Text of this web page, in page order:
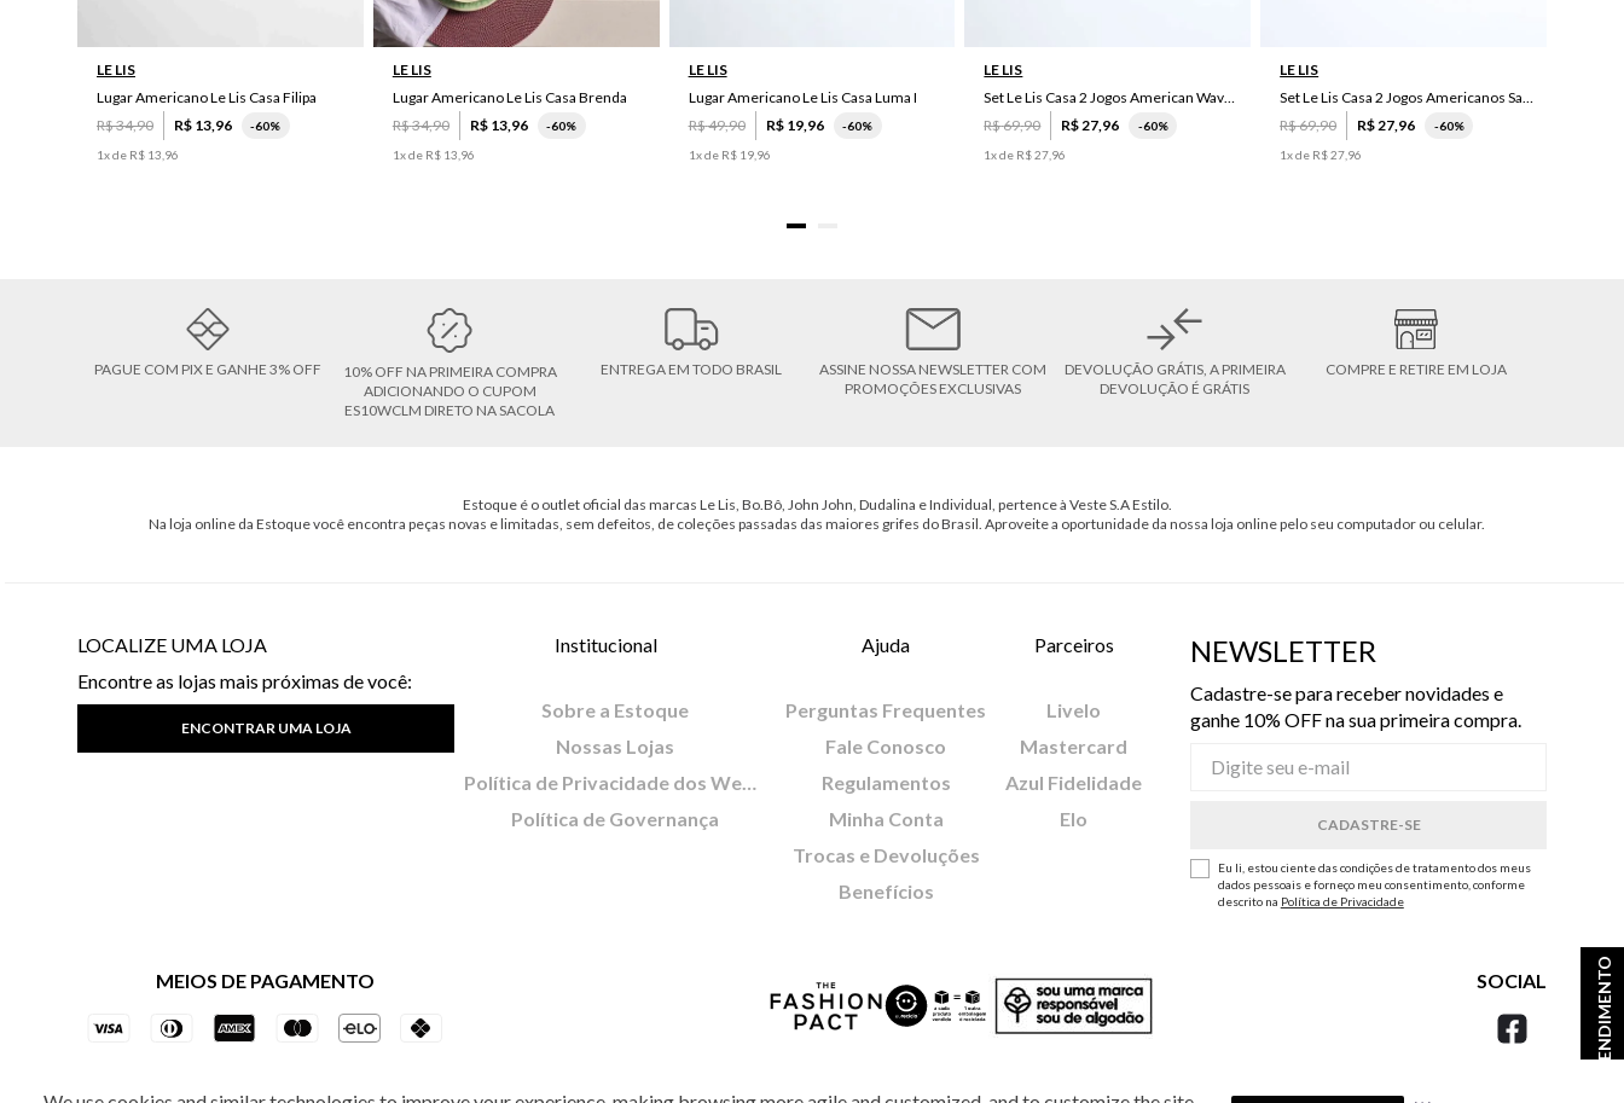
ATENDIMENTO
LE LIS
Lugar Americano Le Lis Casa Filipa
R$34,90 R$ 13,96 -60%
1x de R$ 13 96
UN
LE LIS
Lugar Americano Le Lis Casa Brenda
R$34,90 R$ 13,96 -60%
1x de R$ 13 96
LE LIS
Lugar Americano Le Lis Casa Luma I
R$49,90 R$ 19,96 -60%
1x de R$ 19, 96
LE LIS
Set Le Lis Casa 2 Jogos American Wave Green
R$69,90 R$27,96 -60%
1x de R$27 96
LE LIS
Set Le Lis Casa 2 Jogos Americanos Saruê II
R$69,90 R$27,96 -60%
1x de R$27 96
PAGUE COM PIX E GANHE 3% OFF
10% OFF NA PRIMEIRA COMPRA
ADICIONANDO O CUPOM
ES10WCLM DIRETO NA SACOLA
ENTREGA EM TODO BRASIL
ASSINE NOSSA NEWSLETTER COM
PROMOÇÕES EXCLUSIVAS
DEVOLUÇÃO GRÁTIS, A PRIMEIRA
DEVOLUÇÃO É GRÁTIS
COMPRE E RETIRE EM LOJA
Estoque é o outlet oficial das marcas Le Lis, Bo.Bô, John John, Dudalina e Individual, pertence à Veste S.A Estilo.
Na loja online da Estoque você encontra peças novas e limitadas, sem defeitos, de coleções passadas das maiores grifes do Brasil. Aproveite a oportunidade da nossa loja online pelo seu computador ou celular.
LOCALIZE UMA LOJA
Encontre as lojas mais próximas de você:
ENCONTRAR UMA LOJA
Institucional
Sobre a Estoque
Nossas Lojas
Política de Privacidade dos Websites
Política de Governança
Ajuda
Perguntas Frequentes
Fale Conosco
Regulamentos
Minha Conta
Trocas e Devoluções
Benefícios
Parceiros
Livelo
Mastercard
Azul Fidelidade
Elo
NEWSLETTER
Cadastre-se para receber novidades e
ganhe 10% OFF na sua primeira compra.
Eu li, estou ciente das condições de tratamento dos meus
dados pessoais e forneço meu consentimento, conforme
descrito na Política de Privacidade
MEIOS DE PAGAMENTO SOCIAL